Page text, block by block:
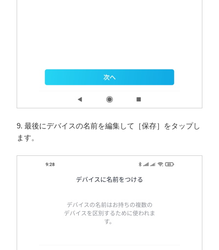
9. 最後にデバイスの名前を編集して［保存］をタップし
ます。